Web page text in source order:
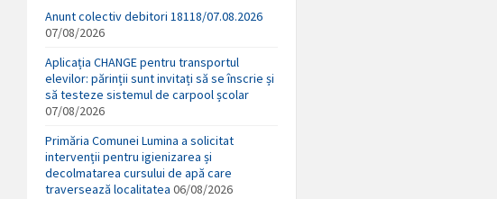
Anunt colectiv debitori 18118/07.08.2026
07/08/2026
Aplicația CHANGE pentru transportul
elevilor: părinții sunt invitați să se înscrie și
să testeze sistemul de carpool școlar
07/08/2026
Primăria Comunei Lumina a solicitat
intervenții pentru igienizarea și
decolmatarea cursului de apă care
traversează localitatea 06/08/2026